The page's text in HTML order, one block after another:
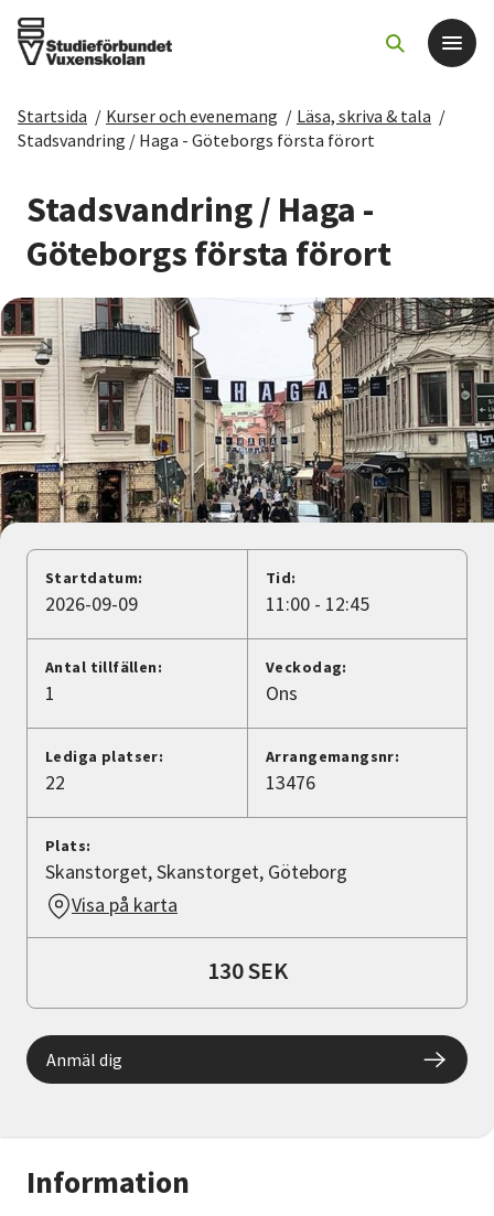
Det här gör vi
För dig som
Sök kurser och evenemang
Om SV
Starta studiecirkel
Cirkelledare
Nyheter
Avdelningar
Lyssna
Startsida / Kurser och evenemang / Läsa, skriva & tala /
Stadsvandring / Haga - Göteborgs första förort
Stadsvandring / Haga -
Göteborgs första förort
Information
Startdatum:
2026-09-09
Tid:
11:00 - 12:45
Antal tillfällen:
1
Veckodag:
Ons
Lediga platser:
22
Arrangemangsnr:
13476
Plats:
Skanstorget, Skanstorget, Göteborg
Visa på karta
130 SEK
Anmäl dig